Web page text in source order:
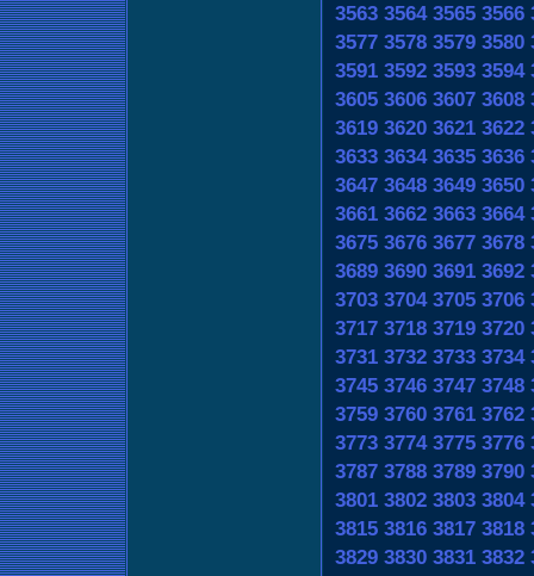
3563 3564 3565 3566
3577 3578 3579 3580
3591 3592 3593 3594
3605 3606 3607 3608
3619 3620 3621 3622
3633 3634 3635 3636
3647 3648 3649 3650
3661 3662 3663 3664
3675 3676 3677 3678
3689 3690 3691 3692
3703 3704 3705 3706
3717 3718 3719 3720
3731 3732 3733 3734
3745 3746 3747 3748
3759 3760 3761 3762
3773 3774 3775 3776
3787 3788 3789 3790
3801 3802 3803 3804
3815 3816 3817 3818
3829 3830 3831 3832